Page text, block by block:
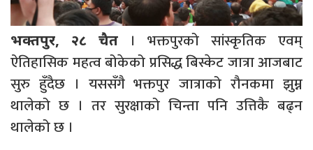
भक्तपुर, २८ चैत
। भक्तपुरको सांस्कृतिक एवम्
ऐतिहासिक महत्व बोकेको प्रसिद्ध बिस्केट जात्रा आजबाट
सुरु हुँदैछ । यससँगै भक्तपुर जात्राको रौनकमा झुम्न
थालेको छ । तर सुरक्षाको चिन्ता पनि उत्तिकै बढ्न
थालेको छ ।